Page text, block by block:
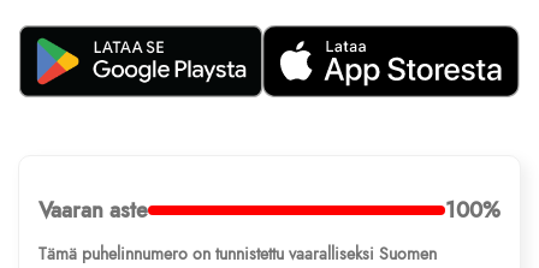
Vaaran aste 100%
Tämä puhelinnumero on tunnistettu vaaralliseksi Suomen